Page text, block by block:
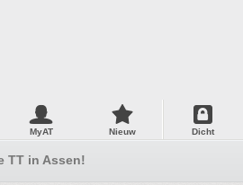
MyAT Nieuw Dicht
TT in Assen!